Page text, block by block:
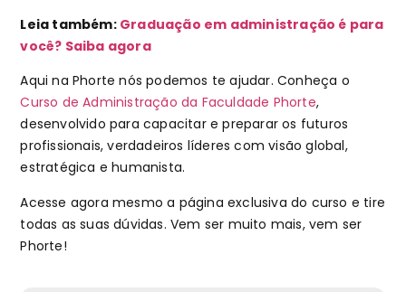
Leia também: Graduação em administração é para
você? Saiba agora
Aqui na Phorte nós podemos te ajudar. Conheça o
Curso de Administração da Faculdade Phorte,
desenvolvido para capacitar e preparar os futuros
profissionais, verdadeiros líderes com visão global,
estratégica e humanista.
Acesse agora mesmo a página exclusiva do curso e tire
todas as suas dúvidas. Vem ser muito mais, vem ser
Phorte!